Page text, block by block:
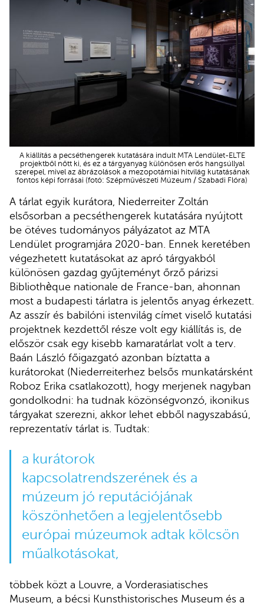
A kiállítás a pecséthengerek kutatására indult MTA Lendület-ELTE
projektből nőtt ki, és ez a tárgyanyag különösen erős hangsúllyal
szerepel, mivel az ábrázolások a mezopotámiai hitvilág kutatásának
fontos képi forrásai (fotó: Szépművészeti Múzeum / Szabadi Flóra)
A tárlat egyik kurátora, Niederreiter Zoltán
elsősorban a pecséthengerek kutatására nyújtott
be ötéves tudományos pályázatot az MTA
Lendület programjára 2020-ban. Ennek keretében
végezhetett kutatásokat az apró tárgyakból
különösen gazdag gyűjteményt őrző párizsi
Bibliothèque nationale de France-ban, ahonnan
most a budapesti tárlatra is jelentős anyag érkezett.
Az asszír és babilóni istenvilág címet viselő kutatási
projektnek kezdettől része volt egy kiállítás is, de
először csak egy kisebb kamaratárlat volt a terv.
Baán László főigazgató azonban bíztatta a
kurátorokat (Niederreiterhez belsős munkatársként
Roboz Erika csatlakozott), hogy merjenek nagyban
gondolkodni: ha tudnak közönségvonzó, ikonikus
tárgyakat szerezni, akkor lehet ebből nagyszabású,
reprezentatív tárlat is. Tudtak:
a kurátorok
kapcsolatrendszerének és a
múzeum jó reputációjának
köszönhetően a legjelentősebb
európai múzeumok adtak kölcsön
műalkotásokat,
többek közt a Louvre, a Vorderasiatisches
Museum, a bécsi Kunsthistorisches Museum és a